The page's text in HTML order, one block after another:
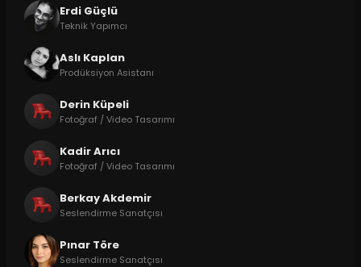
Erdi Güçlü
Teknik Yapımcı
Aslı Kaplan
Prodüksiyon Asistanı
Derin Küpeli
Fotoğraf / Video Tasarımı
Kadir Arıcı
Fotoğraf / Video Tasarımı
Berkay Akdemir
Seslendirme Sanatçısı
Pınar Töre
Seslendirme Sanatçısı